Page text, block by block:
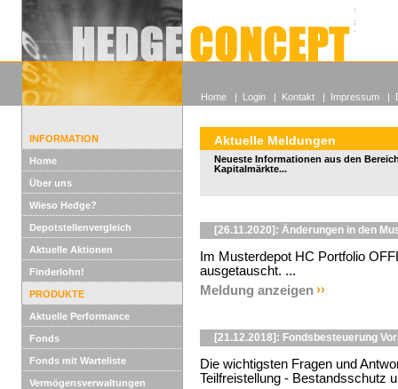
Alle
Wieso
INFORMATION
Home
Über uns
Wieso Hedge?
Depotstellenvergleich
Aktuelle Aktionen
Finderlohn!
PRODUKTE
Aktuelle Performance
Fonds
Fonds mit Warteliste
Vermögensverwaltungen
Aktuelle Meldungen
Neueste Informationen aus den
Kapitalmärkte...
[26.11.2020]: Änderungen in den
Im Musterdepot HC Portfolio
ausgetauscht. ...
Meldung anzeigen
[21.12.2018]: Fondsbesteuerung
Die wichtigsten Fragen und
Teilfreistellung - Bestandsschutz
Home | Login | Kontakt | Impressum |